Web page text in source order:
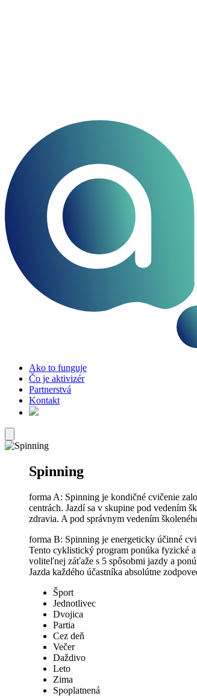
Ako to funguje
Čo je aktivizér
Partnerstvá
Kontakt
Spinning
forma A: Spinning je kondičné cvičenie
centrách. Jazdí sa v skupine pod vedením
zdravia. A pod správnym vedením
forma B: Spinning je energeticky účinné
Tento cyklistický program ponúka fyzické
voliteľnej záťaže s 5 spôsobmi jazdy a
Jazda každého účastníka absolútne
Šport
Jednotlivec
Dvojica
Partia
Cez deň
Večer
Daždivo
Leto
Zima
Spoplatnená